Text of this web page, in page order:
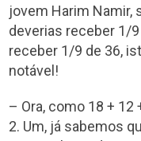
jovem Harim Namir,
deverias receber 1/
receber 1/9 de 36,
notável!
– Ora, como 18 + 12
2. Um, já sabemos